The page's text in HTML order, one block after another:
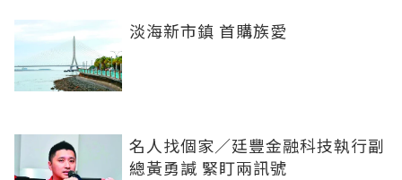
淡海新市鎮 首購族愛
名人找個家／廷豐金融科技執行副
總黃勇諴 緊盯兩訊號